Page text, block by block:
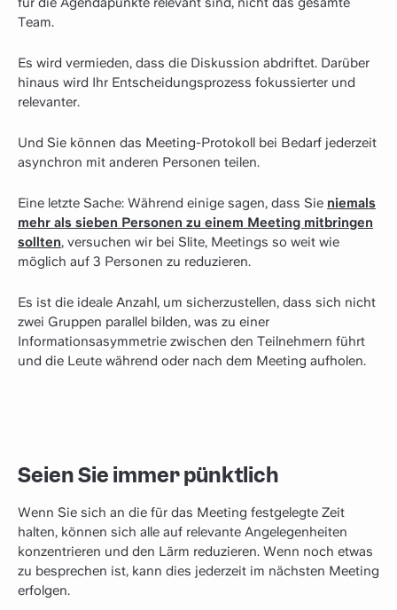
Team.
Es wird vermieden, dass die Diskussion abdriftet. Darüber
hinaus wird Ihr Entscheidungsprozess fokussierter und
relevanter.
Und Sie können das Meeting-Protokoll bei Bedarf jederzeit
asynchron mit anderen Personen teilen.
Eine letzte Sache: Während einige sagen, dass Sie niemals
mehr als sieben Personen zu einem Meeting mitbringen
sollten, versuchen wir bei Slite, Meetings so weit wie
möglich auf 3 Personen zu reduzieren.
Es ist die ideale Anzahl, um sicherzustellen, dass sich nicht
zwei Gruppen parallel bilden, was zu einer
Informationsasymmetrie zwischen den Teilnehmern führt
und die Leute während oder nach dem Meeting aufholen.
Seien Sie immer pünktlich
Wenn Sie sich an die für das Meeting festgelegte Zeit
halten, können sich alle auf relevante Angelegenheiten
konzentrieren und den Lärm reduzieren. Wenn noch etwas
zu besprechen ist, kann dies jederzeit im nächsten Meeting
erfolgen.